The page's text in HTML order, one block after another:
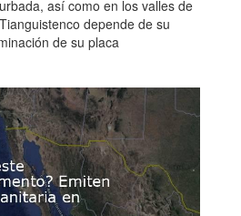
así como en los valles de
depende de su
de su placa